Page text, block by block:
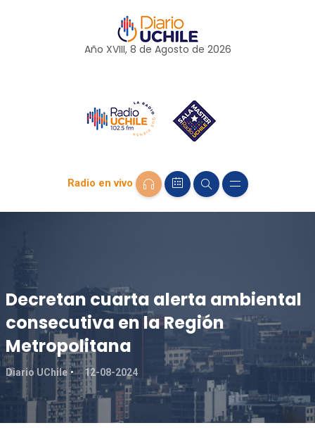
Año XVIII, 8 de Agosto de 2026
Radio en vivo
Decretan cuarta alerta ambiental
consecutiva en la Región
Metropolitana
Diario UChile 12-08-2024